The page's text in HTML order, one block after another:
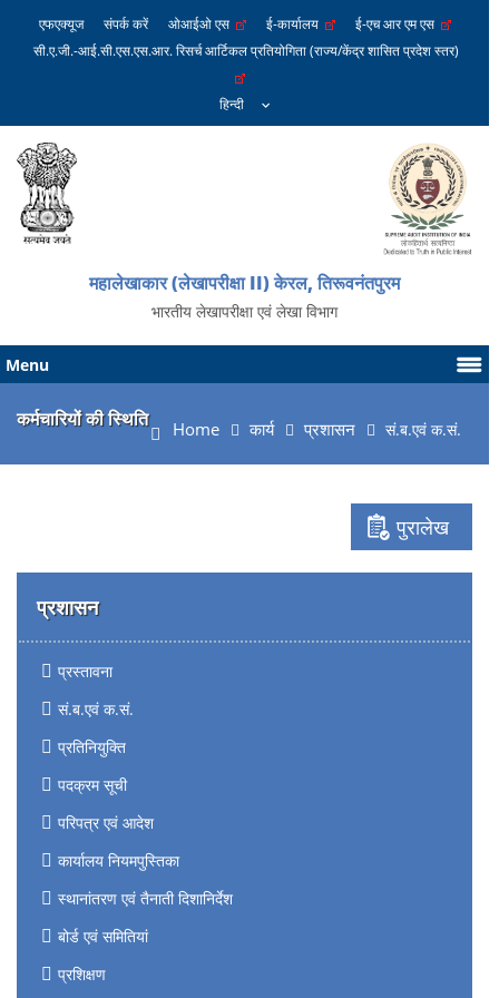
एफएक्यूज संपर्क करें ओआईओ एस ई-कार्यालय
ई-एच आर एम एस
सी.ए.जी.-आई.सी.एस.एस.आर. रिसर्च आर्टिकल प्रतियोगिता (राज्य/केंद्र शासित प्रदेश स्तर)
महालेखाकार (लेखापरीक्षा II) केरल, तिरूवनंतपुरम
भारतीय लेखापरीक्षा एवं लेखा विभाग
Menu
कर्मचारियों की स्थिति Home कार्य प्रशासन सं.ब.एवं क.सं.
पुरालेख
प्रशासन
प्रस्तावना
सं.ब.एवं क.सं.
प्रतिनियुक्ति
पदक्रम सूची
परिपत्र एवं आदेश
कार्यालय नियमपुस्तिका
स्थानांतरण एवं तैनाती दिशानिर्देश
बोर्ड एवं समितियां
प्रशिक्षण